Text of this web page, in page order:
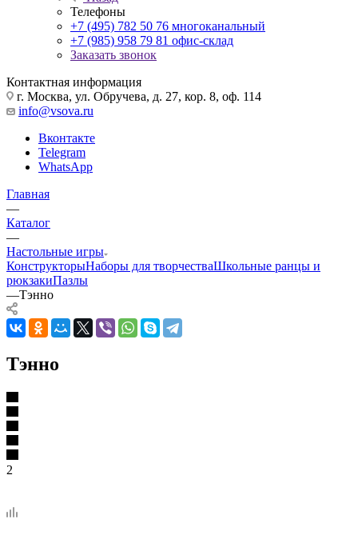
Телефоны
+7 (495) 782 50 76 многоканальный
+7 (985) 958 79 81 офис-склад
Заказать звонок
Контактная информация
г. Москва, ул. Обручева, д. 27, кор. 8, оф. 114
info@vsova.ru
Вконтакте
Telegram
WhatsApp
Главная
—
Каталог
—
Настольные игры
КонструкторыНаборы для творчестваШкольные ранцы и
рюкзакиПазлы
—Тэнно
Тэнно
2